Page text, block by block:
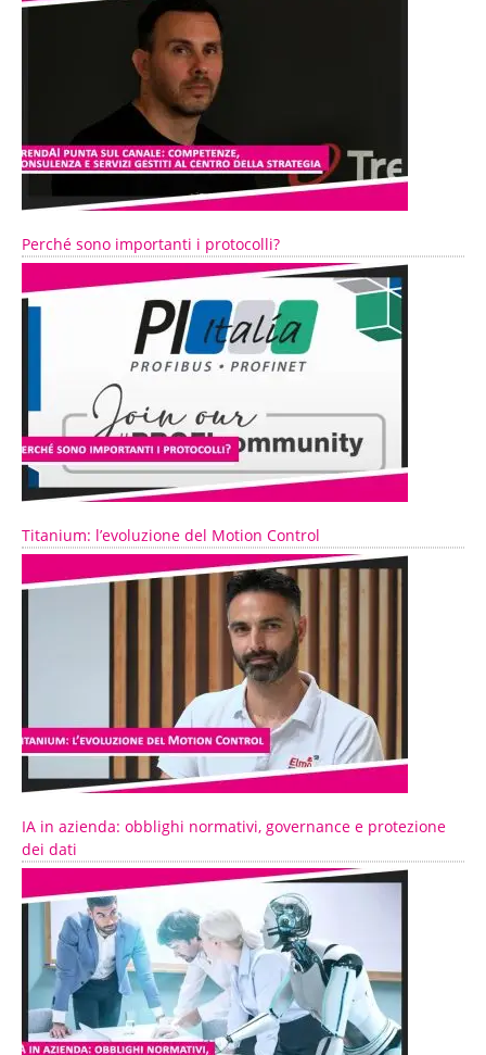
Perché sono importanti i protocolli?
Titanium: l’evoluzione del Motion Control
IA in azienda: obblighi normativi, governance e protezione
dei dati